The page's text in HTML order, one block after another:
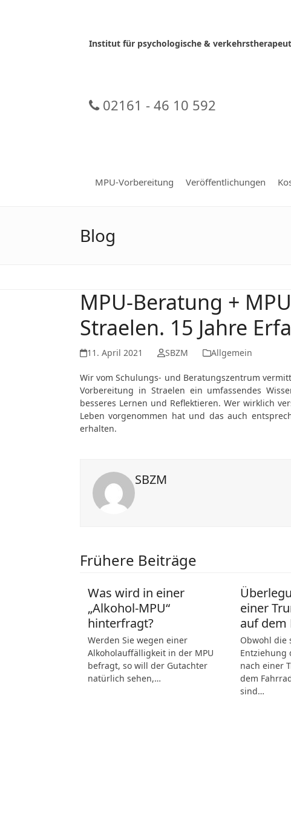
Institut für psychologische &
02161 - 46 10 592
MPU-Vorbereitung Veröffentlichungen
Blog
MPU-Beratung +
Straelen. 15 Jahre
11. April 2021 SBZM Allgemein
Wir vom Schulungs- und Beratungszentrum
Vorbereitung in Straelen ein umfassendes
besseres Lernen und Reflektieren. Wer wirklich
Leben vorgenommen hat und das auch
erhalten.
SBZM
Frühere Beiträge
Was wird in einer
„Alkohol-MPU“
hinterfragt?
Werden Sie wegen einer
Alkoholauffälligkeit in der MPU
befragt, so will der Gutachter
natürlich sehen,…
einer
auf dem
Obwohl die
Entziehung
nach einer
dem
sind…